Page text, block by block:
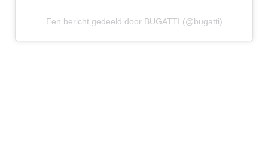
Een bericht gedeeld door BUGATTI (@bugatti)